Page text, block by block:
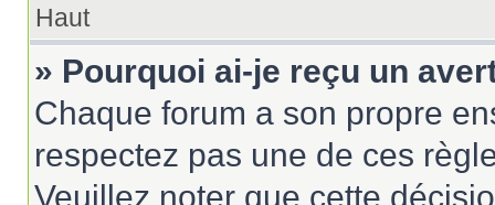
Haut
» Pourquoi ai-je reçu un
Chaque forum a son propre
respectez pas une de ces
Veuillez noter que cette